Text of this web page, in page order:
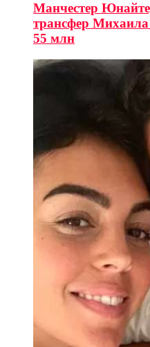
Манчестер
трансфер
55 млн